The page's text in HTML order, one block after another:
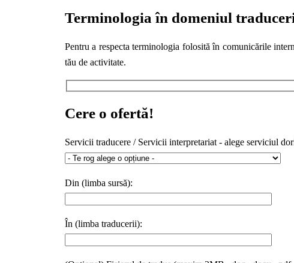
Terminologia în domeniul
Pentru a respecta terminologia folosită în comunicările
tău de activitate.
Cere o ofertă!
Servicii traducere / Servicii interpretariat - alege serviciul
Din (limba sursă):
În (limba traducerii):